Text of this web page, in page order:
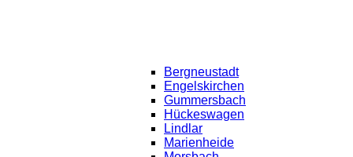
Bergneustadt
Engelskirchen
Gummersbach
Hückeswagen
Lindlar
Marienheide